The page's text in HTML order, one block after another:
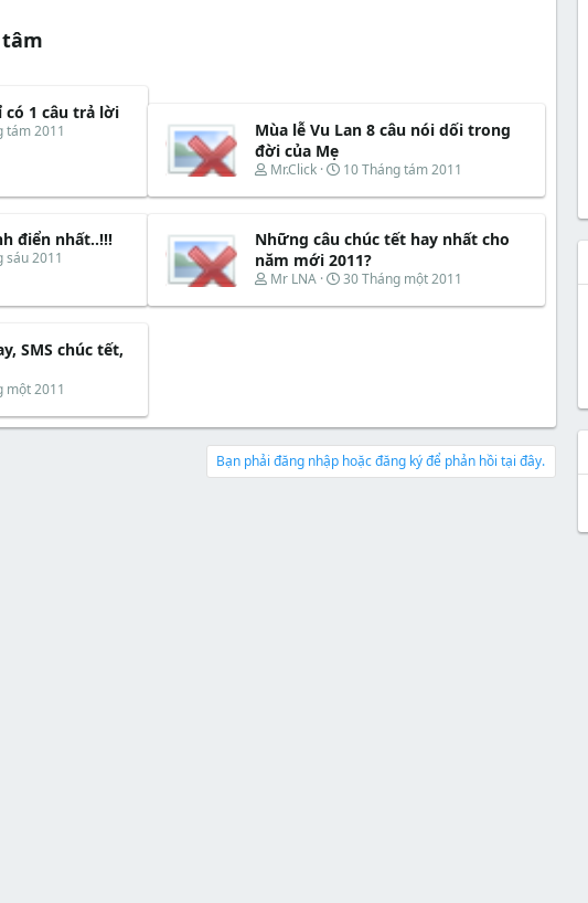
1 câu trả lời
tám 2011
Mùa lễ Vu Lan 8 câu nói dối trong
đời của Mẹ
T
r
a
d
s
a
Mr.Click
N
à
b
ắ
t
ầ
10 Tháng tám 2011
điển nhất..!!!
sáu 2011
Những câu chúc tết hay nhất cho
năm mới 2011?
T
r
e
Mr LNA
N
à
30 Tháng một 2011
SMS chúc tết,
một 2011
Bạn phải đăng nhập hoặc đăng ký để phản hồi tại đây.